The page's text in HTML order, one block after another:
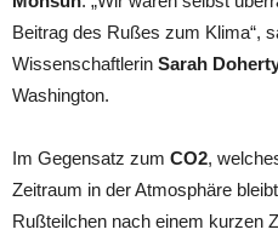
Beitrag des Rußes zum Klima“,
Wissenschaftlerin Sarah
Washington.
Im Gegensatz zum CO2,
Zeitraum in der Atmosphäre
Rußteilchen nach einem kurzen